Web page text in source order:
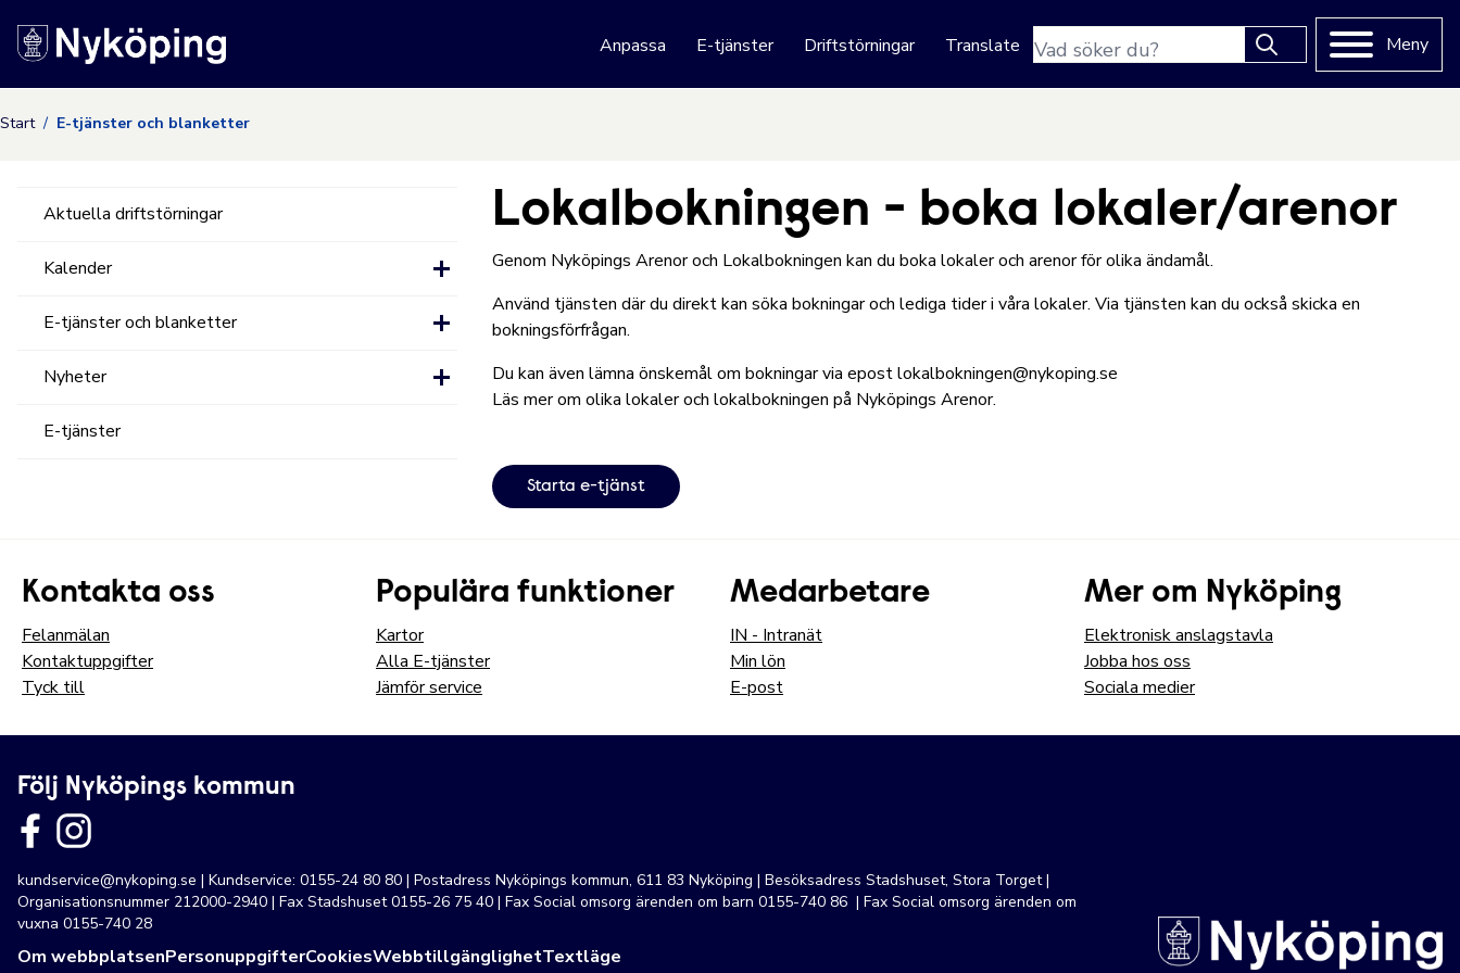
Nyköpings kommuns webbplats
Anpassa E-tjänster Driftstörningar Translate
Sökfras
Meny
Start E-tjänster och blanketter
Lokalbokningen - boka lokaler/arenor
Genom Nyköpings Arenor och Lokalbokningen kan du boka lokaler och arenor för olika ändamål.
Använd tjänsten där du direkt kan söka bokningar och lediga tider i våra lokaler. Via tjänsten kan du också skicka en
bokningsförfrågan.
Du kan även lämna önskemål om bokningar via epostlokalbokningen@nykoping.se
Läs mer om olika lokaler och lokalbokningen på Nyköpings Arenor.
Starta e-tjänst
Aktuella driftstörningar
Kalender
E-tjänster och blanketter
Nyheter
E-tjänster
Kontakta oss
Felanmälan
Kontaktuppgifter
Tyck till
Populära funktioner
Kartor
Alla E-tjänster
Jämför service
Medarbetare
IN - Intranät
Min lön
E-post
Mer om Nyköping
Elektronisk anslagstavla
Jobba hos oss
Sociala medier
Följ Nyköpings kommun
kundservice@nykoping.se | Kundservice: 0155-24 80 80 | Postadress Nyköpings kommun, 611 83 Nyköping | Besöksadress Stadshuset, Stora Torget |
Organisationsnummer 212000-2940 | Fax Stadshuset 0155-26 75 40 | Fax Social omsorg ärenden om barn 0155-740 86 | Fax Social omsorg ärenden om
vuxna 0155-740 28
Om webbplatsenPersonuppgifterCookiesWebbtillgänglighetTextläge